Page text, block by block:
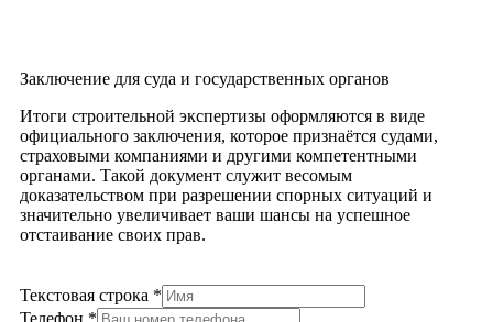
Заключение для суда и государственных органов
Итоги строительной экспертизы оформляются в виде
официального заключения, которое признаётся судами,
страховыми компаниями и другими компетентными
органами. Такой документ служит весомым
доказательством при разрешении спорных ситуаций и
значительно увеличивает ваши шансы на успешное
отстаивание своих прав.
Текстовая строка *